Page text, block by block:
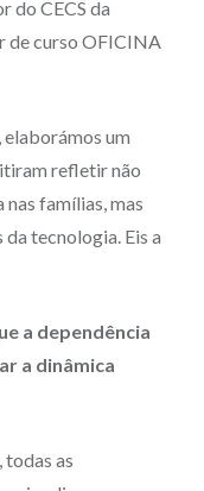
do CECS da
de curso OFICINA
elaborámos um
refletir não
famílias, mas
tecnologia. Eis a
a dependência
a dinâmica
todas as